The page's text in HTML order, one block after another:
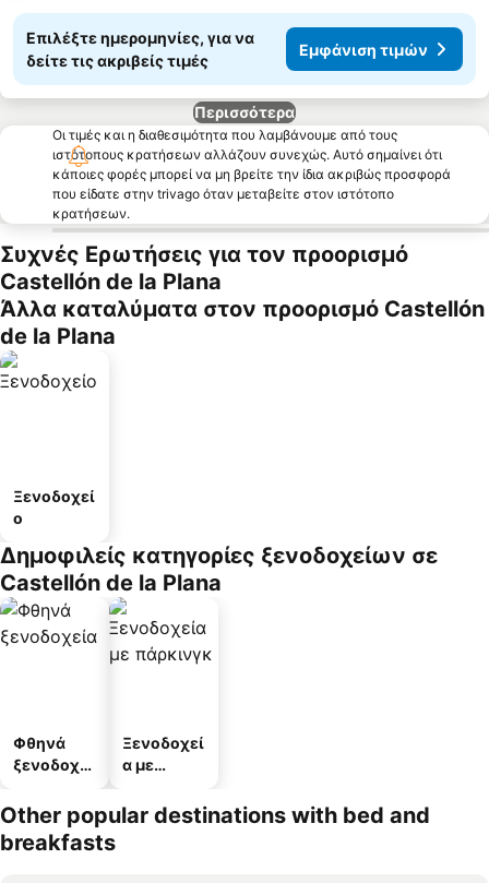
Επιλέξτε ημερομηνίες, για να
δείτε τις ακριβείς τιμές
Εμφάνιση τιμών
Περισσότερα
Οι τιμές και η διαθεσιμότητα που λαμβάνουμε από τους
ιστότοπους κρατήσεων αλλάζουν συνεχώς. Αυτό σημαίνει ότι
κάποιες φορές μπορεί να μη βρείτε την ίδια ακριβώς προσφορά
που είδατε στην trivago όταν μεταβείτε στον ιστότοπο
κρατήσεων.
Συχνές Ερωτήσεις για τον προορισμό
Castellón de la Plana
Άλλα καταλύματα στον προορισμό Castellón
de la Plana
Ξενοδοχεί
ο
Δημοφιλείς κατηγορίες ξενοδοχείων σε
Castellón de la Plana
Φθηνά
ξενοδοχεί
Ξενοδοχεί
α με
Other popular destinations with bed and
breakfasts